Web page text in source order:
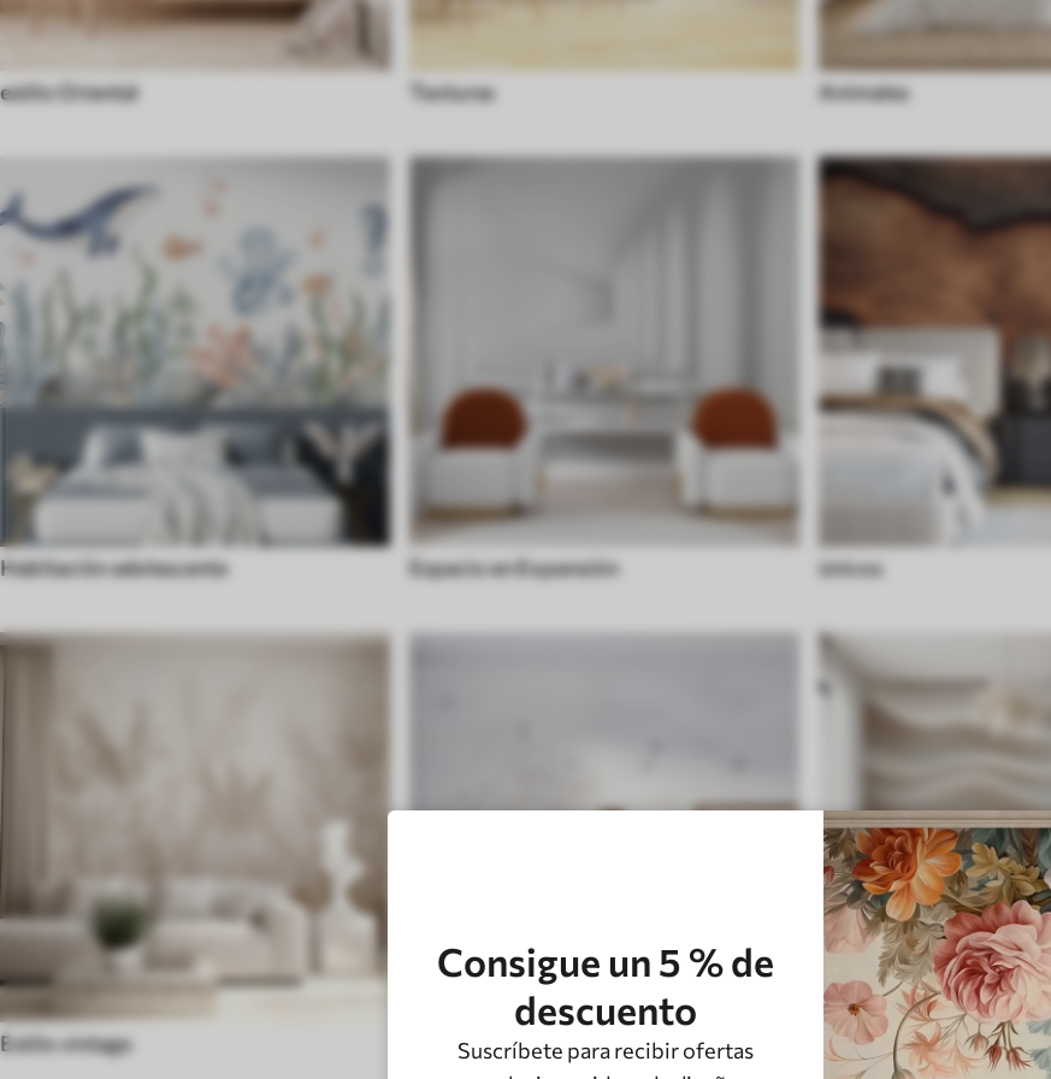
Consigue un 5 % de
descuento
Suscríbete para recibir ofertas
estilo Oriental Texturas Animales
Habitación adolescente Espacio en Expansión únicos
Estilo vintage Cielo Art-deco